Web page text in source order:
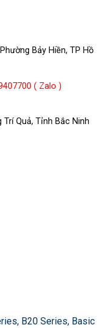
Bảy Hiền, TP Hồ
( Zalo )
Quả, Tỉnh Bắc Ninh
B20 Series, Basic